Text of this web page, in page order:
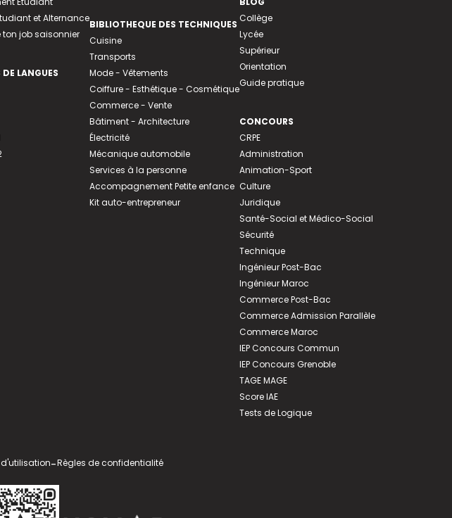
et Alternance
ton job saisonnier
LANGUES
BIBLIOTHEQUE DES TECHNIQUES
Cuisine
Transports
Mode - Vêtements
Coiffure - Esthétique - Cosmétique
Commerce - Vente
Bâtiment - Architecture
Électricité
Mécanique automobile
Services à la personne
Accompagnement Petite enfance
Kit auto-entrepreneur
Collège
Lycée
Supérieur
Orientation
Guide pratique
CONCOURS
CRPE
Administration
Animation-Sport
Culture
Juridique
Santé-Social et Médico-Social
Sécurité
Technique
Ingénieur Post-Bac
Ingénieur Maroc
Commerce Post-Bac
Commerce Admission Parallèle
Commerce Maroc
IEP Concours Commun
IEP Concours Grenoble
TAGE MAGE
Score IAE
Tests de Logique
-Règles de confidentialité